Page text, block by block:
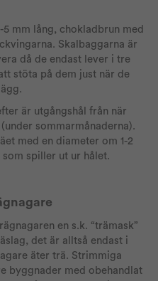
mm lång, chokladbrun med
Skalbaggarna är
då de endast lever i tre
stöta på dem just när de
är utgångshål från när
sommarmånaderna).
med en diameter om 1-2
spiller ut ur hålet.
en s.k. “trämask”
det är alltså endast i
äter trä. Strimmiga
byggnader med obehandlat